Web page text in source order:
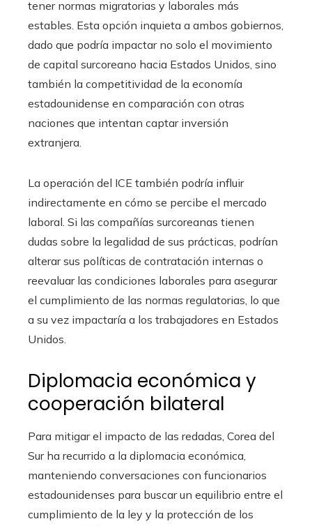
tener normas migratorias y laborales más
estables. Esta opción inquieta a ambos gobiernos,
dado que podría impactar no solo el movimiento
de capital surcoreano hacia Estados Unidos, sino
también la competitividad de la economía
estadounidense en comparación con otras
naciones que intentan captar inversión
extranjera.
La operación del ICE también podría influir
indirectamente en cómo se percibe el mercado
laboral. Si las compañías surcoreanas tienen
dudas sobre la legalidad de sus prácticas, podrían
alterar sus políticas de contratación internas o
reevaluar las condiciones laborales para asegurar
el cumplimiento de las normas regulatorias, lo que
a su vez impactaría a los trabajadores en Estados
Unidos.
Diplomacia económica y
cooperación bilateral
Para mitigar el impacto de las redadas, Corea del
Sur ha recurrido a la diplomacia económica,
manteniendo conversaciones con funcionarios
estadounidenses para buscar un equilibrio entre el
cumplimiento de la ley y la protección de los